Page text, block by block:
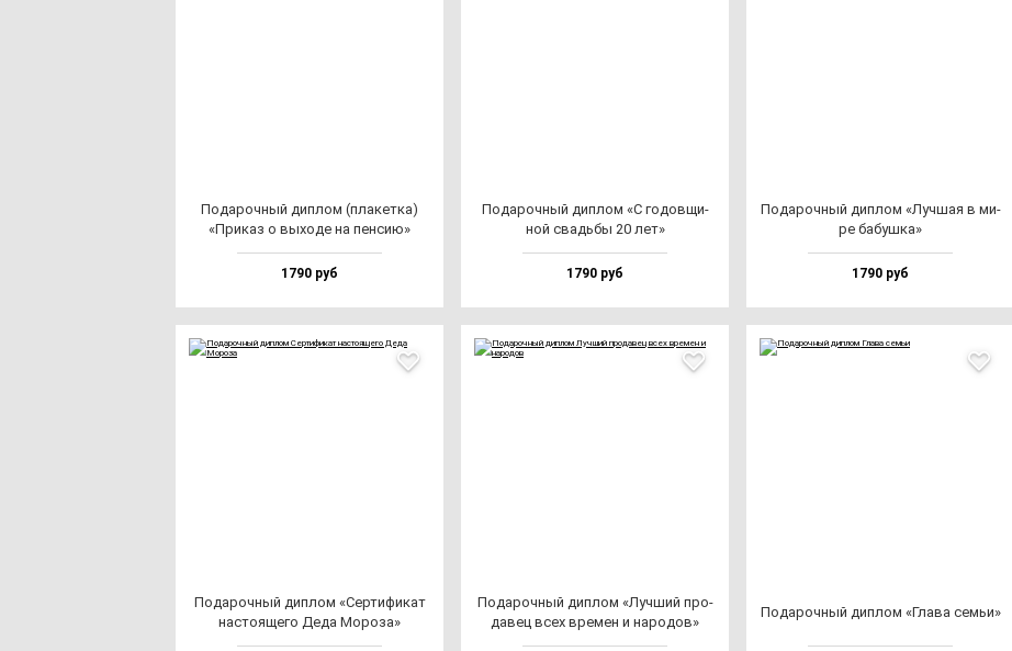
Пода­роч­ный дип­лом (пла­кет­ка)
«При­каз о вы­хо­де на пен­сию»
1790 руб
Пода­роч­ный дип­лом «С го­дов­щи­
ной свадь­бы 20 лет»
1790 руб
Пода­роч­ный дип­лом «Луч­шая в ми­
ре ба­буш­ка»
1790 руб
Пода­роч­ный дип­лом «Сер­ти­фи­кат
нас­то­яще­го Деда Моро­за»
Пода­роч­ный дип­лом «Луч­ший про­
да­вец всех вре­мен и на­ро­дов»
Пода­роч­ный дип­лом «Гла­ва семьи»